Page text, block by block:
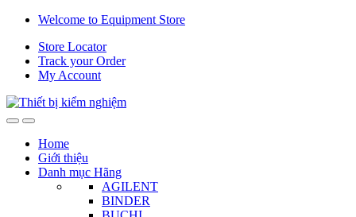
Skip
navigation
Skip
content
Welcome to Equipment Store
Store Locator
Track your Order
My Account
Home
Giới thiệu
Danh mục Hãng
AGILENT
BINDER